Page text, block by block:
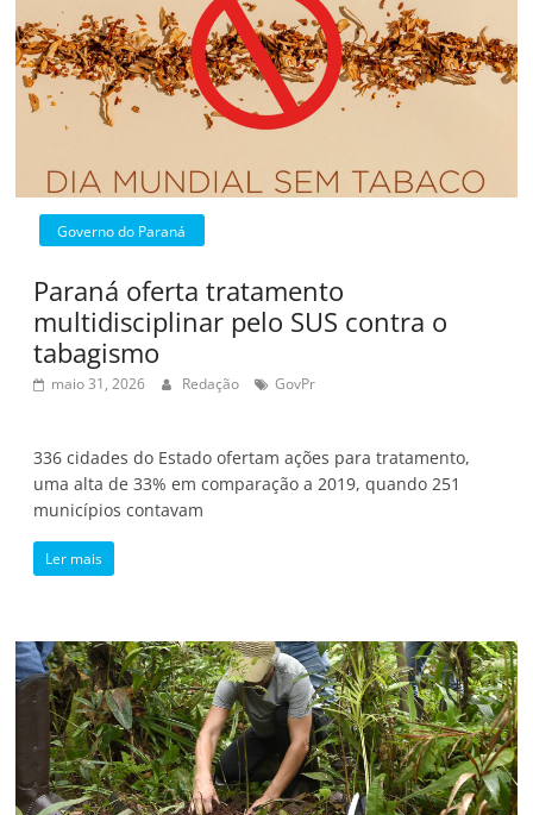
Governo do Paraná
Paraná oferta tratamento
multidisciplinar pelo SUS contra o
tabagismo
maio 31, 2026 Redação GovPr
336 cidades do Estado ofertam ações para tratamento,
uma alta de 33% em comparação a 2019, quando 251
municípios contavam
Ler mais